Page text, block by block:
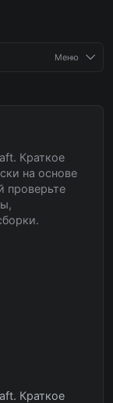
Меню
Краткое
на основе
проверьте
Краткое